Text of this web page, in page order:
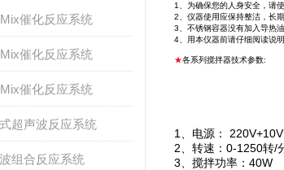
催化反应系统
催化反应系统
催化反应系统
超声波反应系统
组合反应系统
1、为确保您的人身安全，请
2、仪器使用应保持整洁，长
3、不锈钢容器没有加入导热
4、用本仪器前请仔细阅读说
★各系列搅拌器技术参数:
1、电源：
2、转速：0-1250转/
3、搅拌功率：40W